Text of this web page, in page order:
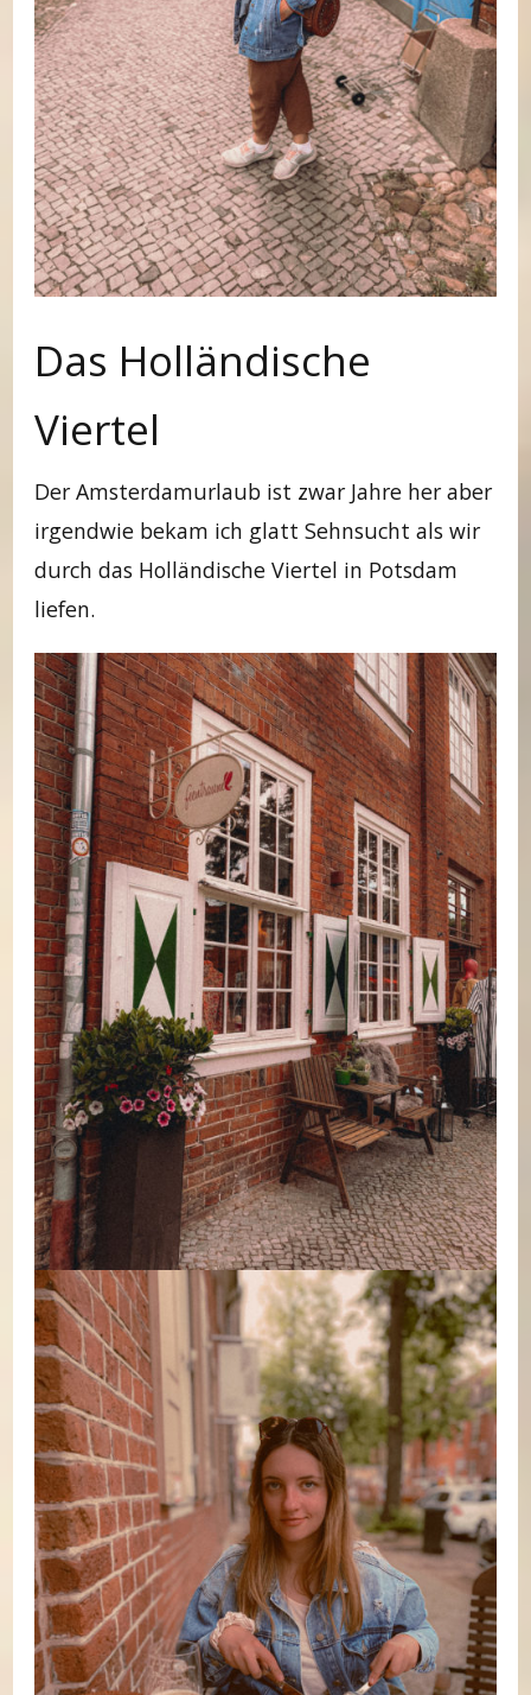
Das Holländische
Viertel
Der Amsterdamurlaub ist zwar Jahre her aber
irgendwie bekam ich glatt Sehnsucht als wir
durch das Holländische Viertel in Potsdam
liefen.